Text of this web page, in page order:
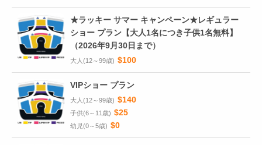
★ラッキー サマー キャンペーン★レギュラー
ショー プラン【大人1名につき子供1名無料】
（2026年9月30日まで）
大人(12～99歳) $100
VIPショー プラン
大人(12～99歳) $140
子供(6～11歳) $25
幼児(0～5歳) $0